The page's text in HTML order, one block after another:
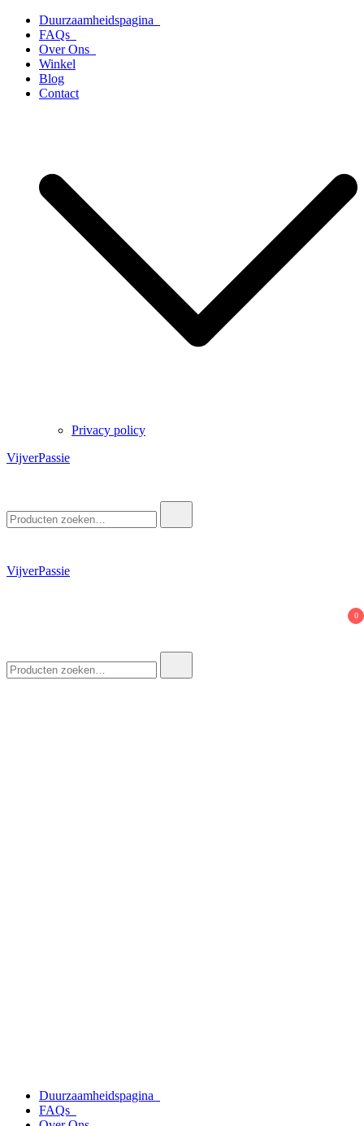
naar
inhoud
Duurzaamheidspagina
FAQs
Over Ons
Winkel
Blog
Contact
Privacy policy
VijverPassie
naar:
VijverPassie
0
naar:
Duurzaamheidspagina
FAQs